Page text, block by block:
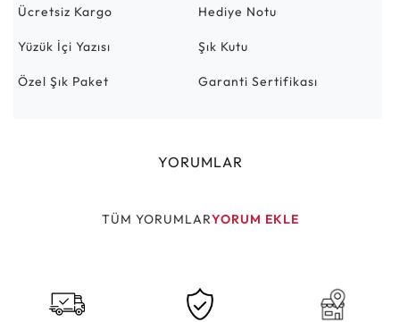
Ücretsiz Kargo Hediye Notu
Yüzük İçi Yazısı Şık Kutu
Özel Şık Paket Garanti Sertifikası
YORUMLAR
TÜM YORUMLARYORUM EKLE